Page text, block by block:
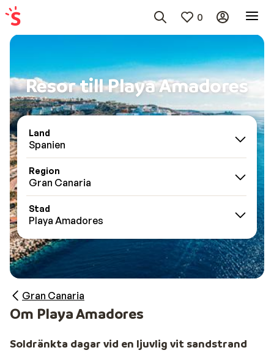
0
Resor till Playa Amadores
Land
Spanien
Region
Gran Canaria
Stad
Playa Amadores
Gran Canaria
Om Playa Amadores
Soldränkta dagar vid en ljuvlig vit sandstrand